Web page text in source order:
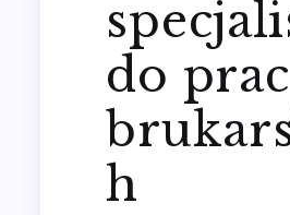
do prac
h